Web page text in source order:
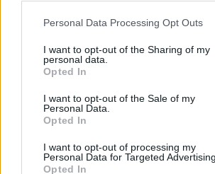
Personal Data Processing Opt Outs
I want to opt-out of the Sharing of my
personal data.
Opted In
I want to opt-out of the Sale of my
Personal Data.
Opted In
I want to opt-out of processing my
Personal Data for Targeted Advertising.
Opted In
Προηγούμενο άρθρο
σήμερα οι πληρωμές – Ποιοι πάνε
ημέρα